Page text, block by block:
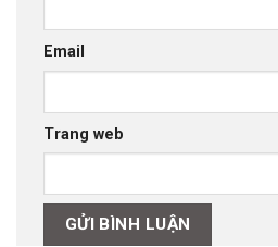
Email
Trang web